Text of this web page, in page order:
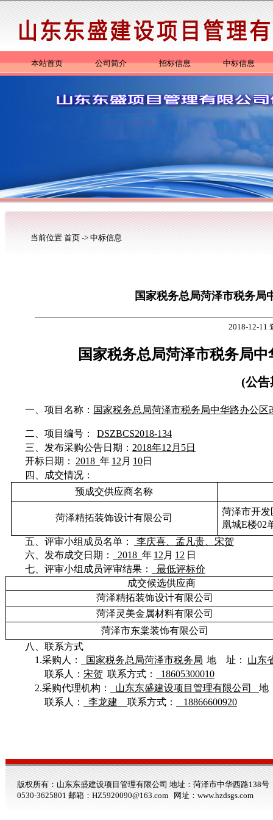
本站首页 公司简介 招标信息 中标信息
当前位置 首页 -> 中标信息
国家税务总局菏泽市税务局
2018-12-11
国家税务总局菏泽市税务局
(公告
一、项目名称 ： 国家税务总局菏泽市税务局中华路办公区
二、项目编号：
DSZBCS2018-134
三、发布采购公告日期： 2018年12月5日
开标日期：
2018 年 12 月 10日
四
、成交情况：
预成交供应商名称
菏泽精拓装饰设计有限公司
菏泽市开
凰城E楼02
五
评审小组成员名单：
李庆喜、孟凡贵、宋贺
六
发布成交日期： 2018 年 12 月 12 日
七
评审小组成员评审结果：
最低评标价
成交候选供应商
菏泽精拓装饰设计有限公司
菏泽灵美金属材料有限公司
菏泽市东棠装饰有限公司
八
、联系方式
1.采购人：
国家税务总局菏泽市税务局 地 址：
山东
联系人： 宋贺 联系方式：
18605300010
2.采购代理机构：
山东东盛建设项目管理有限公司 地
联系人：
李龙建 联系方式： 18866600920
版权所有：山东东盛建设项目管理有限公司 地址：菏泽市中华西路138
0530-3625801 邮箱：HZ5920090@163.com 网址： www.hzdsgs.com